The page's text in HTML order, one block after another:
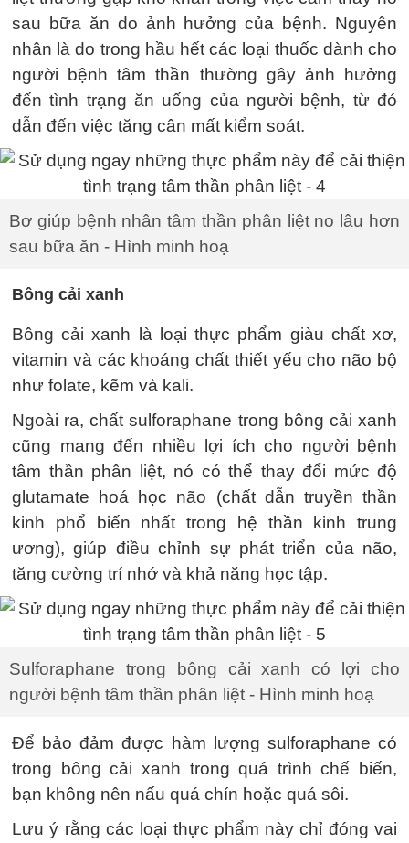
sau bữa ăn do ảnh hưởng của bệnh. Nguyên
nhân là do trong hầu hết các loại thuốc dành cho
người bệnh tâm thần thường gây ảnh hưởng
đến tình trạng ăn uống của người bệnh, từ đó
dẫn đến việc tăng cân mất kiểm soát.
Bơ giúp bệnh nhân tâm thần phân liệt no lâu hơn
sau bữa ăn - Hình minh hoạ
Bông cải xanh
Bông cải xanh là loại thực phẩm giàu chất xơ,
vitamin và các khoáng chất thiết yếu cho não bộ
như folate, kẽm và kali.
Ngoài ra, chất sulforaphane trong bông cải xanh
cũng mang đến nhiều lợi ích cho người bệnh
tâm thần phân liệt, nó có thể thay đổi mức độ
glutamate hoá học não (chất dẫn truyền thần
kinh phổ biến nhất trong hệ thần kinh trung
ương), giúp điều chỉnh sự phát triển của não,
tăng cường trí nhớ và khả năng học tập.
Sulforaphane trong bông cải xanh có lợi cho
người bệnh tâm thần phân liệt - Hình minh hoạ
Để bảo đảm được hàm lượng sulforaphane có
trong bông cải xanh trong quá trình chế biến,
bạn không nên nấu quá chín hoặc quá sôi.
Lưu ý rằng các loại thực phẩm này chỉ đóng vai